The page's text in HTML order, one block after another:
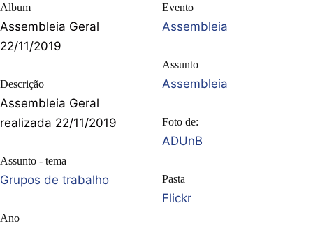
Album
Assembleia Geral
22/11/2019
Descrição
Assembleia Geral
realizada 22/11/2019
Assunto - tema
Grupos de trabalho
Ano
Evento
Assembleia
Assunto
Assembleia
Foto de:
ADUnB
Pasta
Flickr